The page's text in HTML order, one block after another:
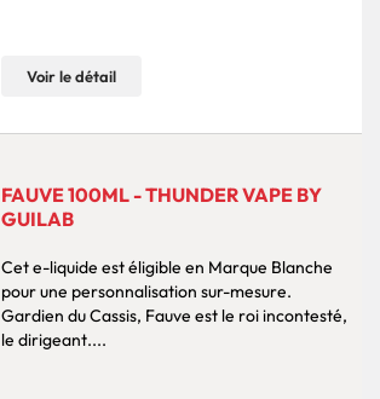
Voir le détail
FAUVE 100ML - THUNDER VAPE BY
GUILAB
Cet e-liquide est éligible en Marque Blanche
pour une personnalisation sur-mesure.
Gardien du Cassis, Fauve est le roi incontesté,
le dirigeant....